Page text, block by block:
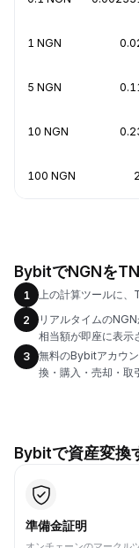
1 NGN
5 NGN
10 NGN
100 NGN
BybitでNGNを
1
上の計算ツールに
2
リアルタイムの
相当額が即座に表示
3
無料のBybitアカウン
換・購入・売却・取
Bybitで資産変換
準備金証明